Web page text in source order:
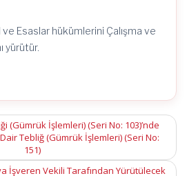
ve Esaslar hükümlerini Çalışma ve
yürütür.
(Gümrük İşlemleri) (Seri No: 103)’nde
Tebliğ (Gümrük İşlemleri) (Seri No:
151)
İşveren Vekili Tarafından Yürütülecek